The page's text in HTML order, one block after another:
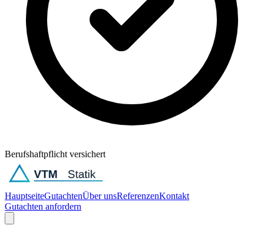
Berufshaftpflicht versichert
HauptseiteGutachtenÜber unsReferenzenKontakt
Gutachten anfordern